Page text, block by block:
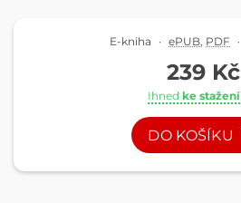
E-kniha · ePUB, PDF ·
239 Kč
Ihned ke stažení
DO KOŠÍKU